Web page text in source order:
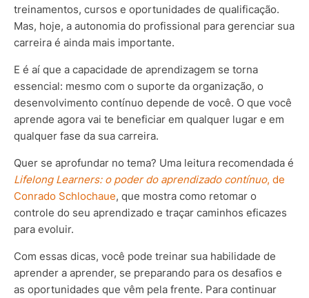
treinamentos, cursos e oportunidades de qualificação.
Mas, hoje, a autonomia do profissional para gerenciar sua
carreira é ainda mais importante.
E é aí que a capacidade de aprendizagem se torna
essencial: mesmo com o suporte da organização, o
desenvolvimento contínuo depende de você. O que você
aprende agora vai te beneficiar em qualquer lugar e em
qualquer fase da sua carreira.
Quer se aprofundar no tema? Uma leitura recomendada é
Lifelong Learners: o poder do aprendizado contínuo, de
Conrado Schlochaue, que mostra como retomar o
controle do seu aprendizado e traçar caminhos eficazes
para evoluir.
Com essas dicas, você pode treinar sua habilidade de
aprender a aprender, se preparando para os desafios e
as oportunidades que vêm pela frente. Para continuar